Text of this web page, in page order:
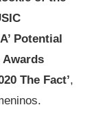
Potential
Awards
The Fact’,